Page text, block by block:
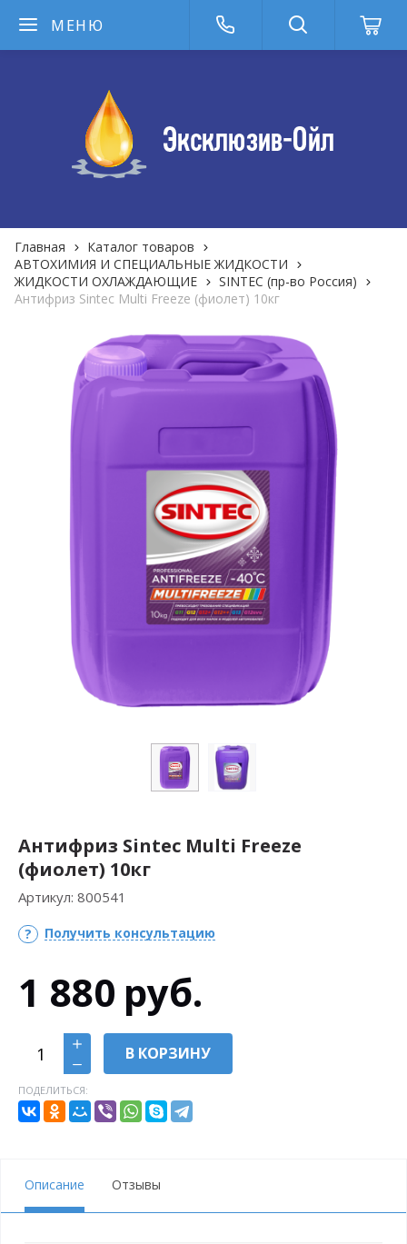
МЕНЮ
Главная
Каталог товаров
АВТОХИМИЯ И СПЕЦИАЛЬНЫЕ ЖИДКОСТИ
ЖИДКОСТИ ОХЛАЖДАЮЩИЕ
SINTEC (пр-во Россия)
Антифриз Sintec Multi Freeze (фиолет) 10кг
Антифриз Sintec Multi Freeze
(фиолет) 10кг
Артикул: 800541
Получить консультацию
1 880 руб.
В КОРЗИНУ
ПОДЕЛИТЬСЯ:
Описание Отзывы